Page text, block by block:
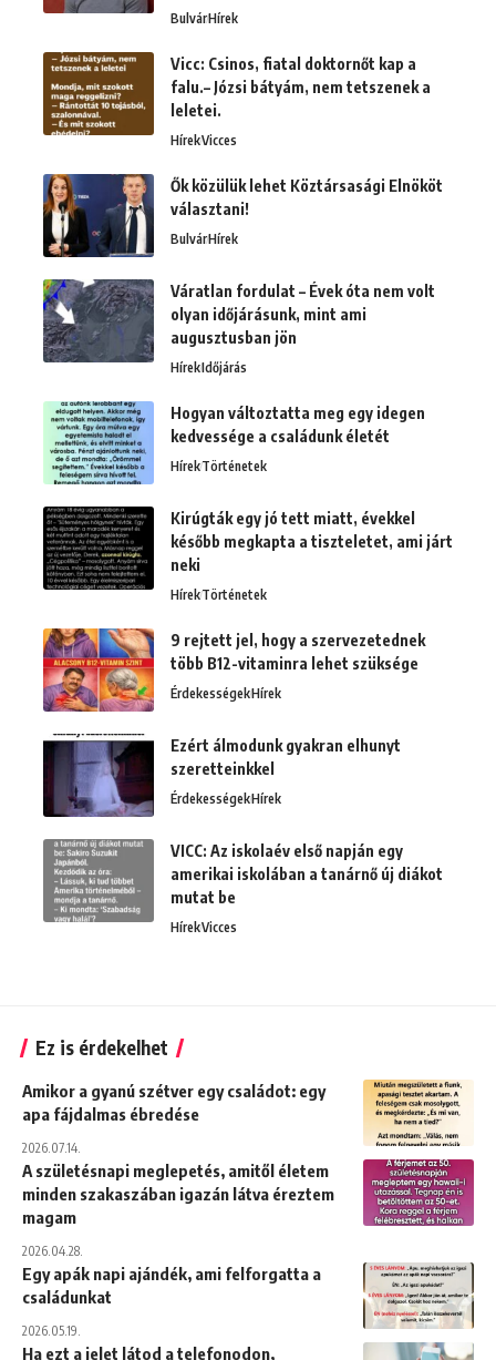
BulvárHírek
Vicc: Csinos, fiatal doktornőt kap a
falu.– Józsi bátyám, nem tetszenek a
leletei.
HírekVicces
Ők közülük lehet Köztársasági Elnököt
választani!
BulvárHírek
Váratlan fordulat – Évek óta nem volt
olyan időjárásunk, mint ami
augusztusban jön
HírekIdőjárás
Hogyan változtatta meg egy idegen
kedvessége a családunk életét
HírekTörténetek
Kirúgták egy jó tett miatt, évekkel
később megkapta a tiszteletet, ami járt
neki
HírekTörténetek
9 rejtett jel, hogy a szervezetednek
több B12-vitaminra lehet szüksége
ÉrdekességekHírek
Ezért álmodunk gyakran elhunyt
szeretteinkkel
ÉrdekességekHírek
VICC: Az iskolaév első napján egy
amerikai iskolában a tanárnő új diákot
mutat be
HírekVicces
Ez is érdekelhet
Amikor a gyanú szétver egy családot: egy
apa fájdalmas ébredése
2026.07.14.
A születésnapi meglepetés, amitől életem
minden szakaszában igazán látva éreztem
magam
2026.04.28.
Egy apák napi ajándék, ami felforgatta a
családunkat
2026.05.19.
Ha ezt a jelet látod a telefonodon,